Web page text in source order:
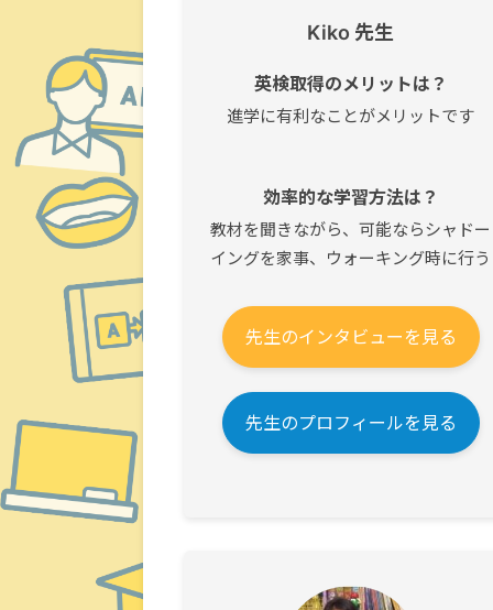
Kiko 先生
英検取得のメリットは？
進学に有利なことがメリットです
効率的な学習方法は？
教材を聞きながら、可能ならシャドー
イングを家事、ウォーキング時に行う
先生のインタビューを見る
先生のプロフィールを見る